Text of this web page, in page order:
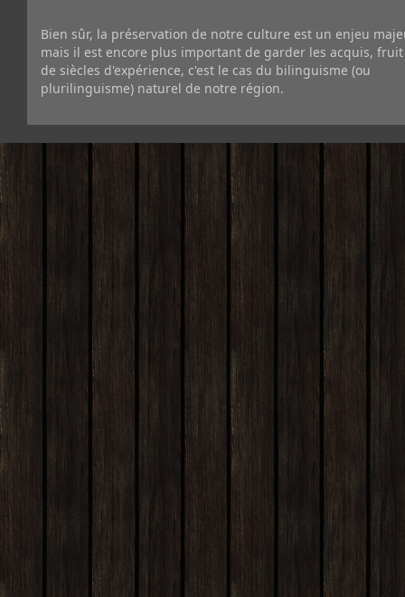
Bien sûr, la préservation de notre culture est un enjeu
mais il est encore plus important de garder les acquis, fruit
de siècles d'expérience, c'est le cas du bilinguisme (ou
plurilinguisme) naturel de notre région.